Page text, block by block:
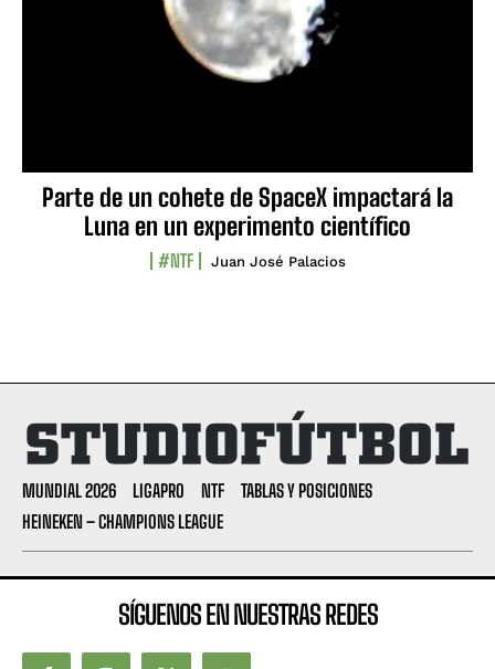
Parte de un cohete de SpaceX impactará la
Luna en un experimento científico
#NTF Juan José Palacios
MUNDIAL 2026 LIGAPRO NTF
TABLAS Y POSICIONES
HEINEKEN – CHAMPIONS LEAGUE
SÍGUENOS EN NUESTRAS REDES